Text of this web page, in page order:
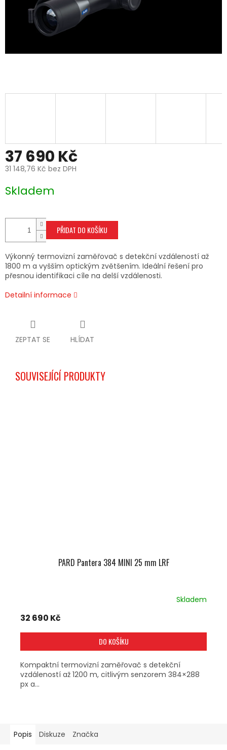
37 690 Kč
31 148,76 Kč bez DPH
cena:
Skladem
PŘIDAT DO KOŠÍKU
Výkonný termovizní zaměřovač s detekční vzdáleností až
1800 m a vyšším optickým zvětšením. Ideální řešení pro
přesnou identifikaci cíle na delší vzdálenosti.
Detailní informace
ZEPTAT SE HLÍDAT
SOUVISEJÍCÍ PRODUKTY
PARD Pantera 384 MINI 25 mm LRF
Skladem
32 690 Kč
DO KOŠÍKU
Kompaktní termovizní zaměřovač s detekční
vzdáleností až 1200 m, citlivým senzorem 384×288
px a...
Popis Diskuze Značka